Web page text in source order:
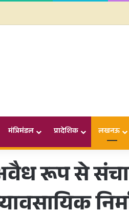
मंत्रिमंडल प्रादेशिक लखनऊ
रूप से